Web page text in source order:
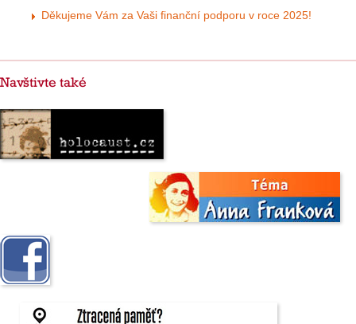
Děkujeme Vám za Vaši finanční podporu v roce 2025!
Navštivte také